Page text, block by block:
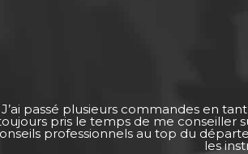
J’ai passé plusieurs commandes en
pris le temps de me conseiller
professionnels au top du
les